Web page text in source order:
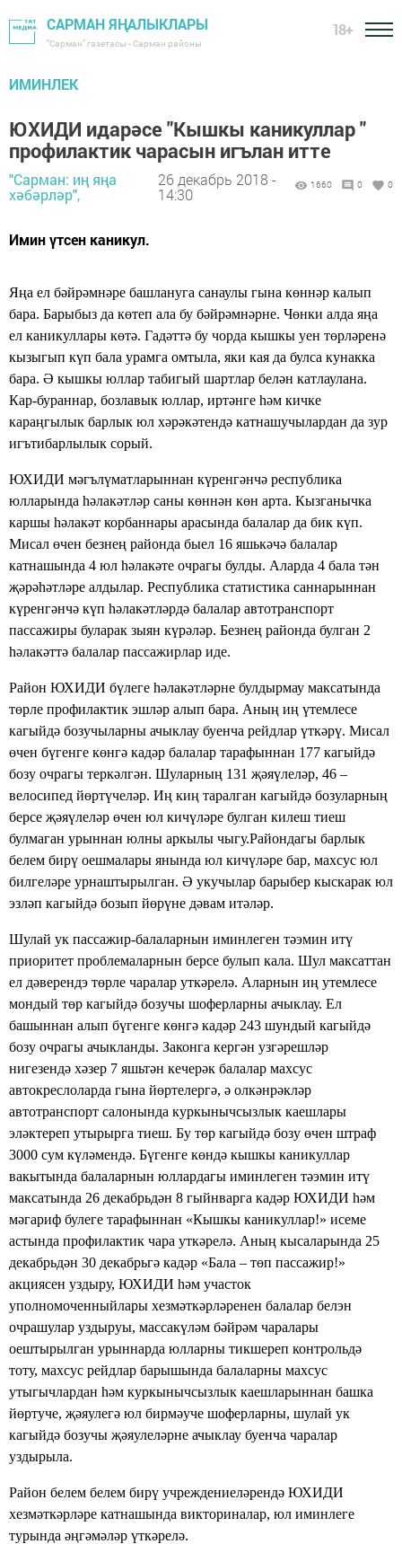
САРМАН ЯҢАЛЫКЛАРЫ
"Сарман" газетасы - Сарман районы
18+
ИМИНЛЕК
ЮХИДИ идарәсе "Кышкы каникуллар "
профилактик чарасын игълан итте
"Сарман: иң яңа
хәбәрләр",
26 декабрь 2018 -
14:30
1660 0 0
Имин үтсен каникул.
Яңа ел бәйрәмнәре башлануга санаулы гына көннәр калып
бара. Барыбыз да көтеп ала бу бәйрәмнәрне. Чөнки алда яңа
ел каникуллары көтә. Гадәттә бу чорда кышкы уен төрләренә
кызыгып күп бала урамга омтыла, яки кая да булса кунакка
бара. Ә кышкы юллар табигый шартлар белән катлаулана.
Кар-бураннар, бозлавык юллар, иртәнге һәм кичке
караңгылык барлык юл хәрәкәтендә катнашучылардан да зур
игътибарлылык сорый.
ЮХИДИ мәгълүматларыннан күренгәнчә республика
юлларында һәлакәтләр саны көннән көн арта. Кызганычка
каршы һәлакәт корбаннары арасында балалар да бик күп.
Мисал өчен безнең районда быел 16 яшькәчә балалар
катнашында 4 юл һәлакәте очрагы булды. Аларда 4 бала тән
җәрәһәтләре алдылар. Республика статистика саннарыннан
күренгәнчә күп һәлакәтләрдә балалар автотранспорт
пассажиры буларак зыян күрәләр. Безнең районда булган 2
һәлакәттә балалар пассажирлар иде.
Район ЮХИДИ бүлеге һәлакәтләрне булдырмау максатында
төрле профилактик эшләр алып бара. Аның иң үтемлесе
кагыйдә бозучыларны ачыклау буенча рейдлар үткәрү. Мисал
өчен бүгенге көнгә кадәр балалар тарафыннан 177 кагыйдә
бозу очрагы теркәлгән. Шуларның 131 җәяүлеләр, 46 –
велосипед йөртүчеләр. Иң киң таралган кагыйдә бозуларның
берсе җәяүлеләр өчен юл кичүләре булган килеш тиеш
булмаган урыннан юлны аркылы чыгу.Райондагы барлык
белем бирү оешмалары янында юл кичүләре бар, махсус юл
билгеләре урнаштырылган. Ә укучылар барыбер кыскарак юл
эзләп кагыйдә бозып йөрүне дәвам итәләр.
Шулай ук пассажир-балаларнын иминлеген тәэмин итү
приоритет проблемаларнын берсе булып кала. Шул максаттан
ел дәверендэ төрле чаралар уткәрелә. Аларнын иң утемлесе
мондый төр кагыйдә бозучы шоферларны ачыклау. Ел
башыннан алып бүгенге көнгә кадәр 243 шундый кагыйдә
бозу очрагы ачыкланды. Законга кергән узгәрешләр
нигезендә хәзер 7 яшьтән кечерәк балалар махсус
автокреслоларда гына йөртелергә, ә олкәнрәкләр
автотранспорт салонында куркынычсызлык каешлары
эләктереп утырырга тиеш. Бу төр кагыйдә бозу өчен штраф
3000 сум күләмендә. Бүгенге көндә кышкы каникуллар
вакытында балаларнын юллардагы иминлеген тәэмин итү
максатында 26 декабрьдән 8 гыйнварга кадәр ЮХИДИ һәм
мәгариф булеге тарафыннан «Кышкы каникуллар!» исеме
астында профилактик чара уткәрелә. Аның кысаларында 25
декабрьдән 30 декабрьгә кадәр «Бала – төп пассажир!»
акциясен уздыру, ЮХИДИ һәм участок
уполномоченныйлары хезмәткәрләренен балалар белэн
очрашулар уздыруы, массакүләм бәйрәм чаралары
оештырылган урыннарда юлларны тикшереп контрольдә
тоту, махсус рейдлар барышында балаларны махсус
утыгычлардан һәм куркынычсызлык каешларыннан башка
йөртуче, җәяулегә юл бирмәуче шоферларны, шулай ук
кагыйдә бозучы җәяулеләрне ачыклау буенча чаралар
уздырыла.
Район белем белем бирү учреждениеләрендә ЮХИДИ
хезмәткәрләре катнашында викториналар, юл иминлеге
турында әңгәмәләр үткәрелә.